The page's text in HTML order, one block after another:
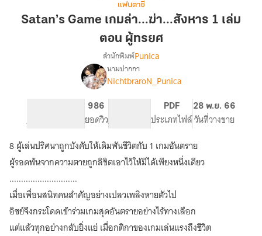
เกม
ล่า...ฆ่า...สังหาร
ตอน
ทรยศ
แฟนตาซี
Satan’s Game เกมล่า...ฆ่า...สังหาร 1 เล่ม
ตอน ผู้ทรยศ
เรื่อง Satan’s
Game
ล่า...ฆ่า...สังหาร
สำนักพิมพ์Punica
นามปากกา
NichtbraroN_Punica
จำนวนหน้า (A5)
986
ยอดวิวระดับเนื้อหา
PDF
ประเภทไฟล์
28 พ.ย. 66
วันที่วางขาย
8 ผู้เล่นปริศนาถูกบังคับให้เดิมพันชีวิตกับ 1 เกมอันตราย
ผู้รอดพ้นจากความตายถูกลิขิตเอาไว้ให้มีได้เพียงหนึ่งเดียว
.............................
เมื่อเพื่อนสนิทคนสำคัญอย่างเปลวเพลิงหายตัวไป
อิชย์จึงกระโดดเข้าร่วมเกมสุดอันตรายอย่างไร้ทางเลือก
แต่แล้วทุกอย่างกลับยิ่งแย่ เมื่อกติกาของเกมเล่นแรงถึงชีวิต